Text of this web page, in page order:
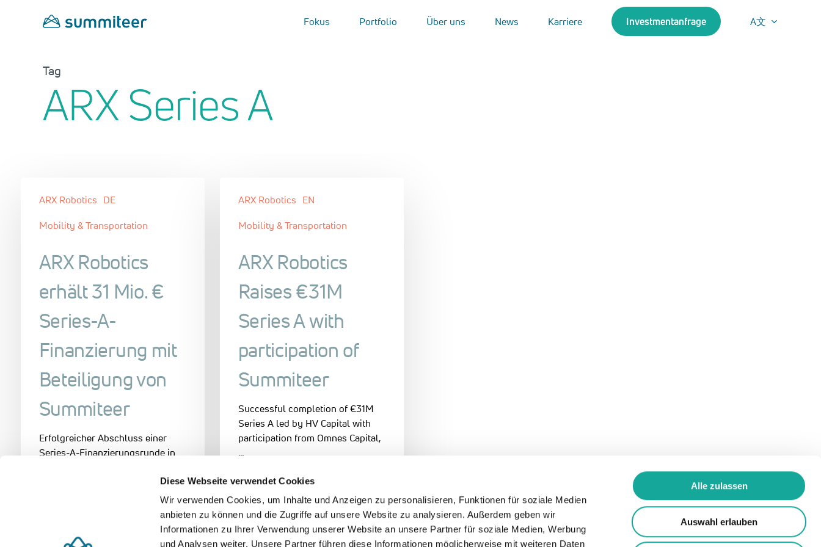
Diese Webseite verwendet Cookies
Wir verwenden Cookies, um Inhalte und Anzeigen zu personalisieren, Funktionen für soziale Medien
anbieten zu können und die Zugriffe auf unsere Website zu analysieren. Außerdem geben wir
Informationen zu Ihrer Verwendung unserer Website an unsere Partner für soziale Medien, Werbung
und Analysen weiter. Unsere Partner führen diese Informationen möglicherweise mit weiteren Daten
Alle zulassen
Auswahl erlauben
Fokus Portfolio Über uns News Karriere Investmentanfrage A文
Tag
ARX Series A
ARX Robotics DE
Mobility & Transportation
ARX Robotics
erhält 31 Mio. €
Series-A-
Finanzierung mit
Beteiligung von
Summiteer
Erfolgreicher Abschluss einer
Series-A-Finanzierungsrunde in
ARX Robotics EN
Mobility & Transportation
ARX Robotics
Raises €31M
Series A with
participation of
Summiteer
Successful completion of €31M
Series A led by HV Capital with
participation from Omnes Capital,
…
28. April 2025